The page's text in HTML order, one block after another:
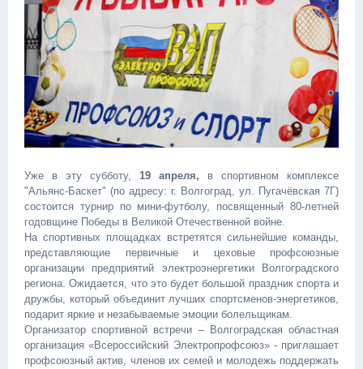
Уже в эту субботу, 19 апреля, в спортивном комплексе
"Альянс-Баскет" (по адресу: г. Волгоград, ул. Пугачёвская 7Г)
состоится турнир по мини-футболу, посвященный 80-летней
годовщине Победы в Великой Отечественной войне.
На спортивных площадках встретятся сильнейшие команды,
представляющие первичные и цеховые профсоюзные
организации предприятий электроэнергетики Волгоградского
региона. Ожидается, что это будет большой праздник спорта и
дружбы, который объединит лучших спортсменов-энергетиков,
подарит яркие и незабываемые эмоции болельщикам.
Организатор спортивной встречи – Волгоградская областная
организация «Всероссийский Электропрофсоюз» - приглашает
профсоюзный актив, членов их семей и молодежь поддержать